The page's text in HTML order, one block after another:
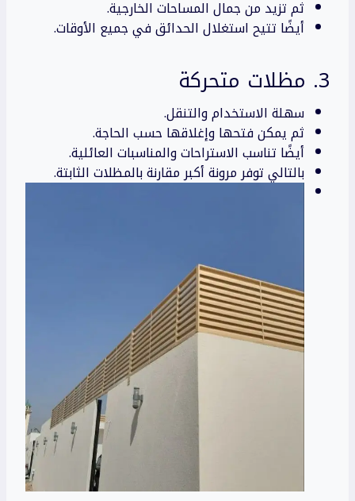
ثم تزيد من جمال المساحات الخارجية.
أيضًا تتيح استغلال الحدائق في جميع الأوقات.
3. مظلات متحركة
سهلة الاستخدام والتنقل.
ثم يمكن فتحها وإغلاقها حسب الحاجة.
أيضًا تناسب الاستراحات والمناسبات العائلية.
بالتالي توفر مرونة أكبر مقارنة بالمظلات الثابتة.